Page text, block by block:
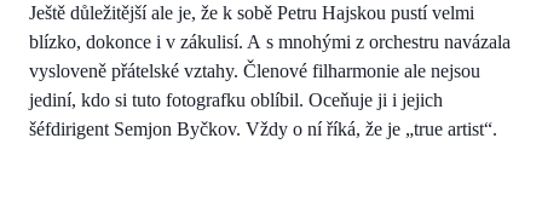
Ještě důležitější ale je, že k sobě Petru Hajskou pustí velmi
blízko, dokonce i v zákulisí. A s mnohými z orchestru navázala
vysloveně přátelské vztahy. Členové filharmonie ale nejsou
jediní, kdo si tuto fotografku oblíbil. Oceňuje ji i jejich
šéfdirigent Semjon Byčkov. Vždy o ní říká, že je „true artist“.